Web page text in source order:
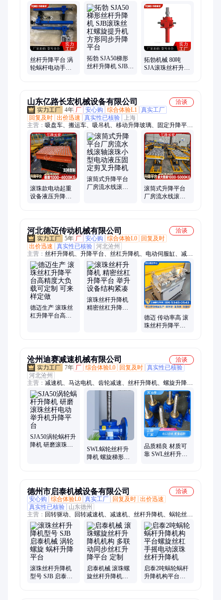
升降机、锥齿轮丝杆升降机、齿轮齿条升降机、蜗轮蜗杆升降
机、螺旋丝杆升降机、蜗轮丝杆升降机、丝杆升降机平台、sja丝
杆升降机、丝杆升降机构、梯形丝杆升降机、螺旋升降机、蜗轮
升降机、滚珠丝杆升降机、丝杆升降机手动、减速机、工业电动
推杆、电动推杆伸缩杆、LAP电动推杆、大推力电动推杆、回转
减速机、伺服电动推杆
丝杆升降平台 涡
轮蜗杆电动手摇
拓勃 SJA50梯形
丝杆升降机 SJB滚
拓勃机械 80吨
SJA滚珠丝杆升降
山东亿路长宏机械设备有限公司
洽谈
4年 厂 安心购 综合体验L1 真实工厂
回复及时 出价迅速 真实性已核验
上海
主营： 吸盘车、搬运车、吸吊机、移动升降玻璃、固定升降平
台、剪叉升降平台、气动吸盘、吸吊设备、电动吸盘、玻璃吸
盘、搬运吸盘、强力吸盘、真空吸盘、盘车板材、板材上料机、
幕墙玻璃安、搬运机械手、板材吸盘架、助力机械手、玻璃机械
手臂、幕墙安装吸盘、幕墙安装吸盘车、幕墙吸盘、折臂
滚珠款电动起重
设备液压升降机
滚筒式升降平台
厂房流水线滚轴
滚筒式升降平台
厂房流水线滚轴
河北德迈传动机械有限公司
洽谈
5年 厂 安心购 综合体验L0
回复及时
出价迅速
真实性已核验 河北沧州
主营： 丝杆升降机、升降平台、丝杠升降机、电动伺服缸、减速
机
德迈生产 滚珠丝
杠升降平台高精
滚珠丝杆升降机
精密丝杠升降平
德迈 传动率高 滚
珠丝杆升降平台
沧州迪赛减速机械有限公司
洽谈
7年 厂 综合体验L0 回复及时 真实性已核验
河北沧州
主营： 减速机、马达电机、齿轮减速、丝杆升降机、螺旋升降
机、滚珠丝杆螺旋、注销联轴器、减速电动机、齿轮转向箱、饲
草搅拌机、夹壳联轴器、凸圆联轴器、平行轴斜齿轮、单级圆柱
齿轮、电机涡轮涡杆、蜗轮蜗杆螺杆、行星摆线针轮、蜗轮蜗杆
减速、铝壳蜗轮蜗杆、电机蜗轮蜗杆、圆柱蜗轮蜗杆
SJA50涡轮蜗杆升
降机 研磨滚珠丝
SWL蜗轮丝杆升
降机 螺旋梯形滚
品质精良 材质可
靠 SWL丝杆升降
德州市启泰机械设备有限公司
洽谈
安心购
综合体验L0 真实工厂 回复及时 出价迅速
真实性已核验
山东德州
主营： 回转驱动、回转减速机、减速机、丝杆升降机、蜗轮丝杆
升降机、齿轮齿条升降机、锥齿轮升降机、电动推杆、伺服电动
缸
滚珠丝杆升降机
型号 SJB 启泰机
启泰机械 滚珠螺
旋丝杆升降机机
启泰2吨蜗轮蜗杆
升降机构平台螺